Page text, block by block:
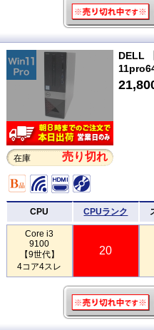
在庫 売り切れ
DELL
CPU CPUランク
Core i3
9100
【9世代】
4コア4スレ
20